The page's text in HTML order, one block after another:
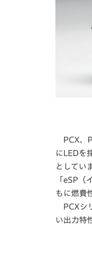
PCX、
にLEDを
としてい
「eSP（
もに燃費
PCXシ
い出力特